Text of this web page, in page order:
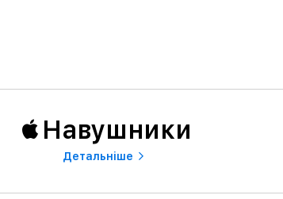
Навушники
Детальнiше